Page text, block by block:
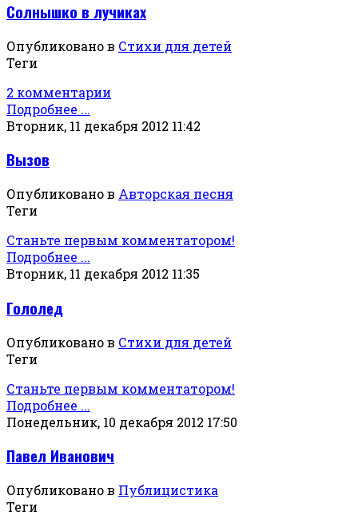
Солнышко в лучиках
Опубликовано в Стихи для детей
Теги
2 комментарии
Подробнее ...
Вторник, 11 декабря 2012 11:42
Вызов
Опубликовано в Авторская песня
Теги
Станьте первым комментатором!
Подробнее ...
Вторник, 11 декабря 2012 11:35
Гололед
Опубликовано в Стихи для детей
Теги
Станьте первым комментатором!
Подробнее ...
Понедельник, 10 декабря 2012 17:50
Павел Иванович
Опубликовано в Публицистика
Теги